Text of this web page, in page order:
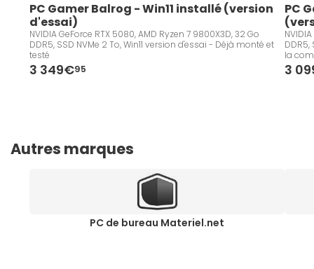
PC Gamer Balrog - Win11 installé (version
d'essai)
NVIDIA GeForce RTX 5080, AMD Ryzen 7 9800X3D, 32 Go
DDR5, SSD NVMe 2 To, Win11 version d'essai - Déjà monté et
testé
3 349€95
PC
DDR5,
la
3
Autres marques
PC de bureau Materiel.net